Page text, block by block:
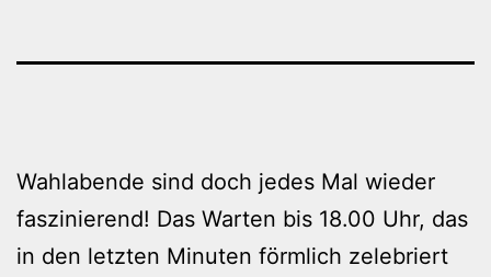
Wahlabende sind doch jedes Mal wieder
faszinierend! Das Warten bis 18.00 Uhr, das
in den letzten Minuten förmlich zelebriert